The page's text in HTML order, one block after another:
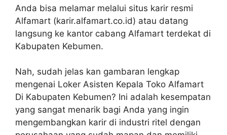
Anda bisa melamar melalui situs karir resmi
Alfamart (karir.alfamart.co.id) atau datang
langsung ke kantor cabang Alfamart terdekat di
Kabupaten Kebumen.
Nah, sudah jelas kan gambaran lengkap
mengenai Loker Asisten Kepala Toko Alfamart
Di Kabupaten Kebumen? Ini adalah kesempatan
yang sangat menarik bagi Anda yang ingin
mengembangkan karir di industri ritel dengan